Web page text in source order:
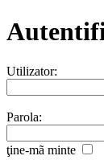
Utilizator:
Parola:
ţine-mã minte